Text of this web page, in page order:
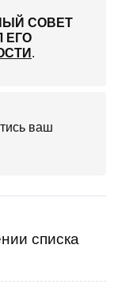
СОВЕТ
ЕГО
.
ваш
списка